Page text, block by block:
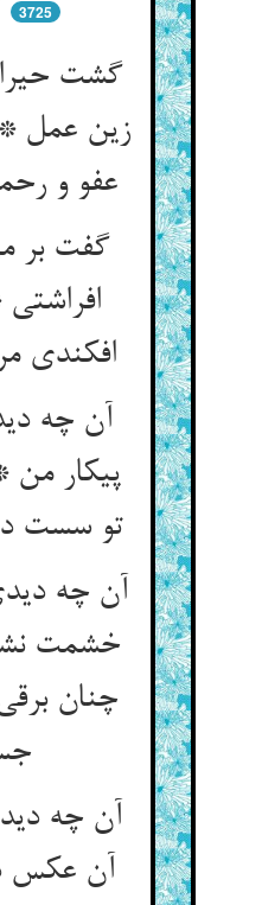
3725
گشت
زین عمل
عفو و رحمت بی‌‌محل‌‌
گفت بر
افکندی مرا بگذاشتی‌‌
آن چه
پیکار
آن چه
خشمت
چنان
آن چه
آن عکس